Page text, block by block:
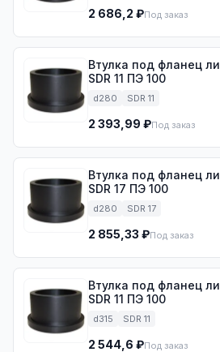
2 686,2 ₽Под заказ
Втулка под фланец
SDR 11 ПЭ 100
d280 SDR 11
2 393,99 ₽Под заказ
Втулка под фланец
SDR 17 ПЭ 100
d280 SDR 17
2 855,33 ₽Под заказ
Втулка под фланец
SDR 11 ПЭ 100
d315 SDR 11
2 544,6 ₽Под заказ